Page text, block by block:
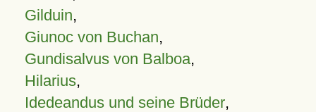
Gilduin,
Giunoc von Buchan,
Gundisalvus von Balboa,
Hilarius,
Idedeandus und seine Brüder,